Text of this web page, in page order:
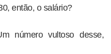
então, o salário?
número vultoso desse,